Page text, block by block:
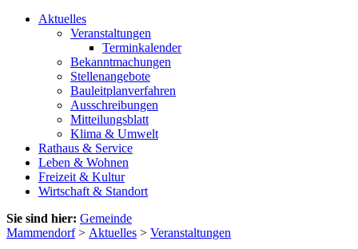
Aktuelles
Veranstaltungen
Terminkalender
Bekanntmachungen
Stellenangebote
Bauleitplanverfahren
Ausschreibungen
Mitteilungsblatt
Klima & Umwelt
Rathaus & Service
Leben & Wohnen
Freizeit & Kultur
Wirtschaft & Standort
Sie sind hier: Gemeinde
Mammendorf> Aktuelles > Veranstaltungen